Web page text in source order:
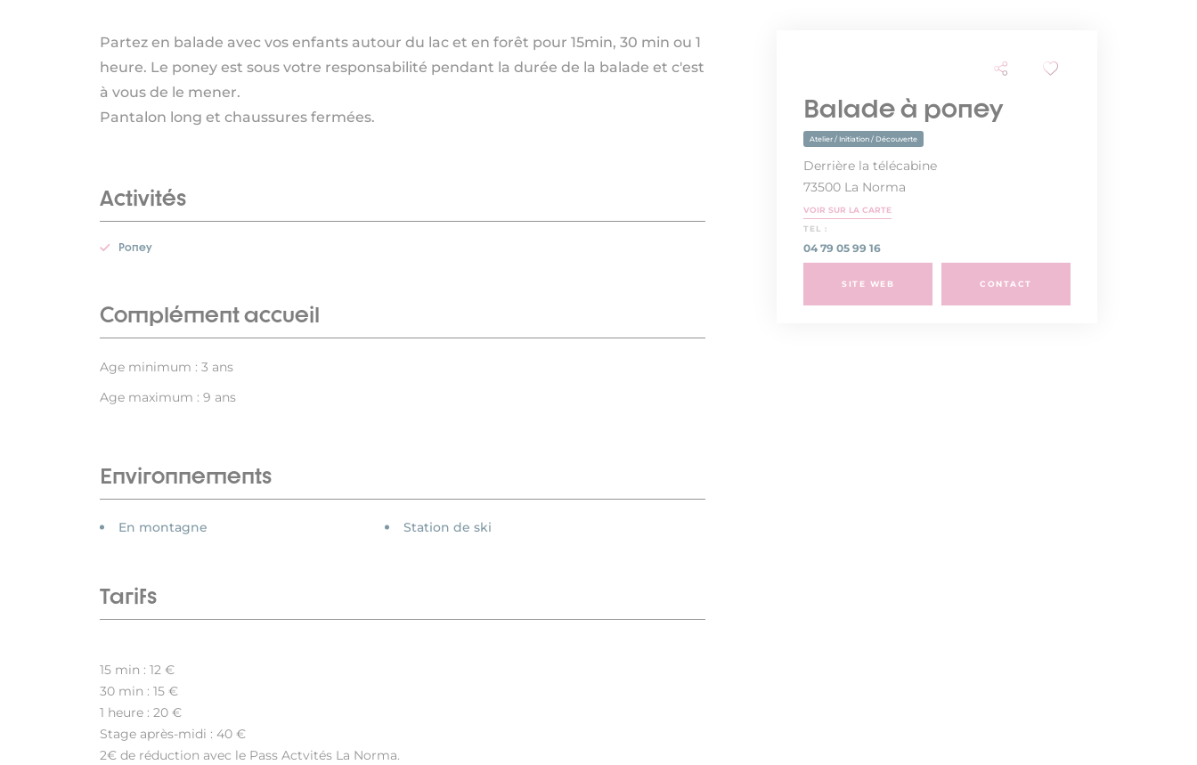
Partez en balade avec vos enfants autour du lac et en forêt pour 15min, 30 min ou 1
heure. Le poney est sous votre responsabilité pendant la durée de la balade et c'est
à vous de le mener.
Pantalon long et chaussures fermées.
Activités
Poney
Complément accueil
Age minimum : 3 ans
Age maximum : 9 ans
Environnements
En montagne Station de ski
Tarifs
15 min : 12 €
30 min : 15 €
1 heure : 20 €
Stage après-midi : 40 €
2€ de réduction avec le Pass Actvités La Norma.
Balade à poney
Atelier / Initiation / Découverte
Derrière la télécabine
73500 La Norma
VOIR SUR LA CARTE
TEL :
04 79 05 99 16
SITE WEB CONTACT